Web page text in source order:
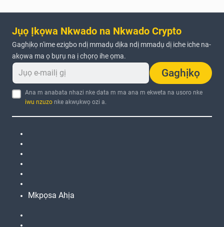
Jụọ Ịkọwa Nkwado na Nkwado Crypto
Gaghịkọ n'ime ezigbo ndị mmadụ dịka ndị mmadụ dị iche iche na-
akọwa ma ọ bụrụ na ị chọrọ ihe ọma.
Gaghịkọ
Ana m anabata nhazi nke data m ma ana m ekweta na usoro nke
iwu nzuzo nke akwụkwọ ozi a.
Mkpọsa Ahịa